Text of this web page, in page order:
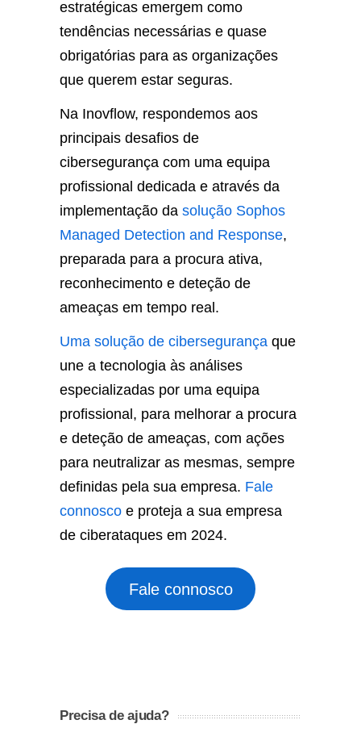
estratégicas emergem como
tendências necessárias e quase
obrigatórias para as organizações
que querem estar seguras.
Na Inovflow, respondemos aos
principais desafios de
cibersegurança com uma equipa
profissional dedicada e através da
implementação da solução Sophos
Managed Detection and Response,
preparada para a procura ativa,
reconhecimento e deteção de
ameaças em tempo real.
Uma solução de cibersegurança que
une a tecnologia às análises
especializadas por uma equipa
profissional, para melhorar a procura
e deteção de ameaças, com ações
para neutralizar as mesmas, sempre
definidas pela sua empresa. Fale
connosco e proteja a sua empresa
de ciberataques em 2024.
Fale connosco
Precisa de ajuda?